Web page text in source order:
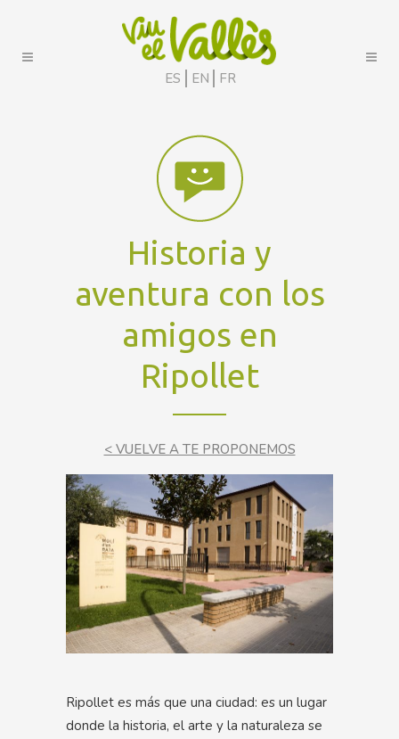
ES EN FR
Historia y
aventura con los
amigos en
Ripollet
< VUELVE A TE PROPONEMOS
Ripollet es más que una ciudad: es un lugar
donde la historia, el arte y la naturaleza se